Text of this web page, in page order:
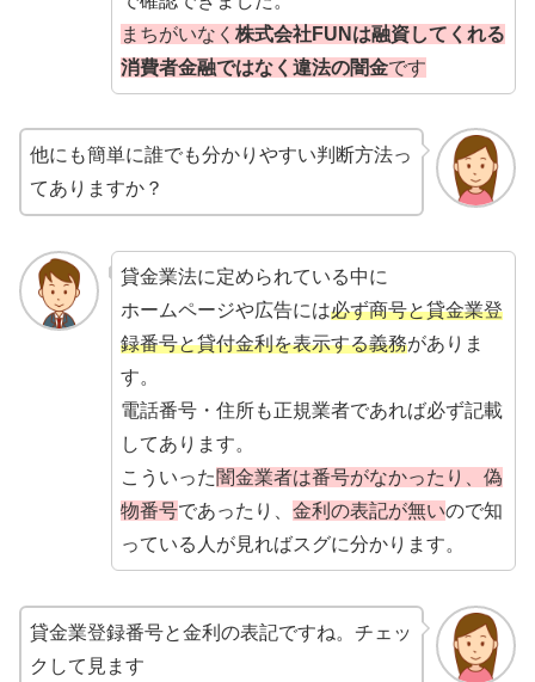
まちがいなく 株式会社FUNは融資してくれる
消費者金融ではなく違法の闇金です
他にも簡単に誰でも分かりやすい判断方法っ
てありますか？
貸金業法に定められている中に
ホームページや広告には必ず商号と貸金業登
録番号と貸付金利を表示する義務がありま
す。
電話番号・住所も正規業者であれば必ず記載
してあります。
こういった闇金業者は番号がなかったり、偽
物番号であったり、 金利の表記が無いので知
っている人が見ればスグに分かります。
貸金業登録番号と金利の表記ですね。チェッ
クして見ます